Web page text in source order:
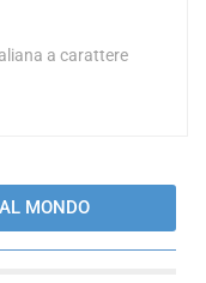
a carattere
MONDO